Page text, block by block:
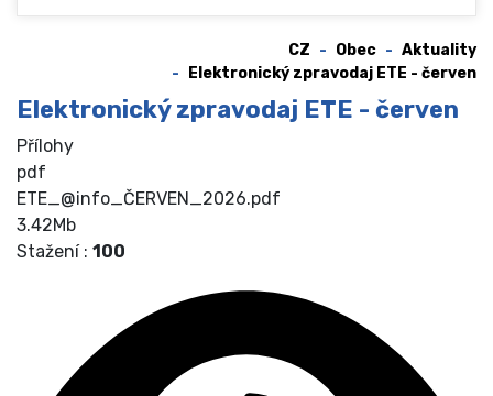
CZ Obec
Aktuality
Elektronický zpravodaj ETE - červen
Elektronický zpravodaj ETE - červen
Přílohy
pdf
ETE_@info_ČERVEN_2026.pdf
3.42Mb
Stažení : 100